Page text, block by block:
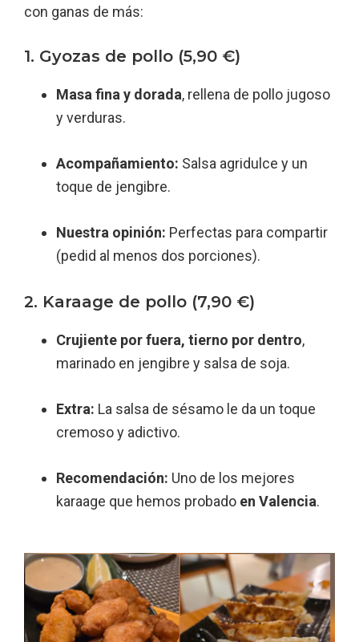
con ganas de más:
1. Gyozas de pollo (5,90 €)
Masa fina y dorada, rellena de pollo jugoso
y verduras.
Acompañamiento: Salsa agridulce y un
toque de jengibre.
Nuestra opinión: Perfectas para compartir
(pedid al menos dos porciones).
2. Karaage de pollo (7,90 €)
Crujiente por fuera, tierno por dentro,
marinado en jengibre y salsa de soja.
Extra: La salsa de sésamo le da un toque
cremoso y adictivo.
Recomendación: Uno de los mejores
karaage que hemos probado en Valencia.